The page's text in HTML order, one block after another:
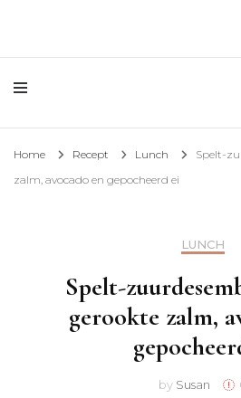
Home Recept Lunch
Spelt-
zalm, avocado en gepocheerd ei
LUNCH
Spelt-
gerookte zalm,
by Susan